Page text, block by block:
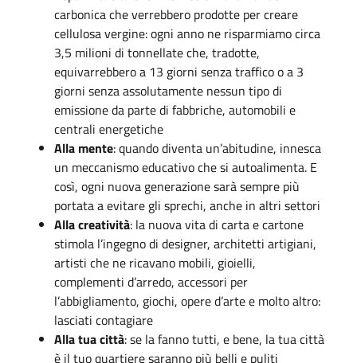
carbonica che verrebbero prodotte per creare
cellulosa vergine: ogni anno ne risparmiamo circa
3,5 milioni di tonnellate che, tradotte,
equivarrebbero a 13 giorni senza traffico o a 3
giorni senza assolutamente nessun tipo di
emissione da parte di fabbriche, automobili e
centrali energetiche
Alla mente: quando diventa un’abitudine, innesca
un meccanismo educativo che si autoalimenta. E
così, ogni nuova generazione sarà sempre più
portata a evitare gli sprechi, anche in altri settori
Alla creatività: la nuova vita di carta e cartone
stimola l’ingegno di designer, architetti artigiani,
artisti che ne ricavano mobili, gioielli,
complementi d’arredo, accessori per
l’abbigliamento, giochi, opere d’arte e molto altro:
lasciati contagiare
Alla tua città: se la fanno tutti, e bene, la tua città
è il tuo quartiere saranno più belli e puliti